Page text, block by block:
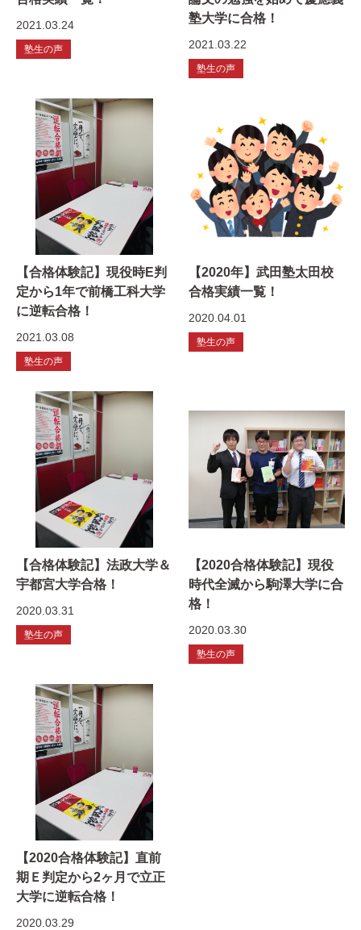
2021.03.24
塾生の声
塾大学に合格！
2021.03.22
塾生の声
【合格体験記】現役時E判
定から1年で前橋工科大学
に逆転合格！
2021.03.08
塾生の声
【2020年】武田塾太田校
合格実績一覧！
2020.04.01
塾生の声
【合格体験記】法政大学＆
宇都宮大学合格！
2020.03.31
塾生の声
【2020合格体験記】現役
時代全滅から駒澤大学に合
格！
2020.03.30
塾生の声
【2020合格体験記】直前
期Ｅ判定から2ヶ月で立正
大学に逆転合格！
2020.03.29